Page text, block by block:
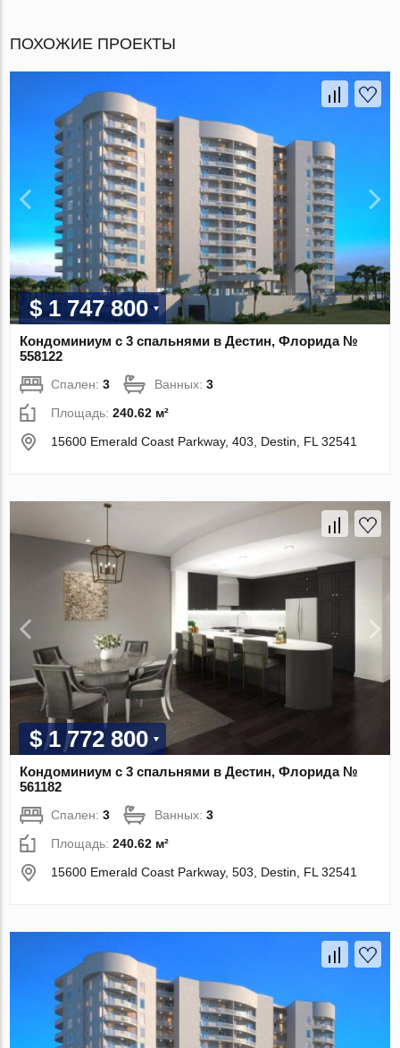
ПОХОЖИЕ ПРОЕКТЫ
$ 1 747 800
Кондоминиум с 3 спальнями в Дестин, Флорида №
558122
Спален:3 Ванных:3
Площадь:240.62 м²
15600 Emerald Coast Parkway, 403, Destin, FL 32541
$ 1 772 800
Кондоминиум с 3 спальнями в Дестин, Флорида №
561182
Спален:3 Ванных:3
Площадь:240.62 м²
15600 Emerald Coast Parkway, 503, Destin, FL 32541